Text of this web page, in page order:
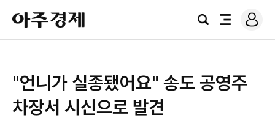
아
주
경
검
전
로
그
"언니가 실종됐어요" 송도 공영주
차장서 시신으로 발견